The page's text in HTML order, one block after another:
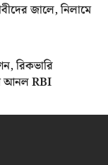
জালে, নিলামে
রিকভারি
আনল RBI